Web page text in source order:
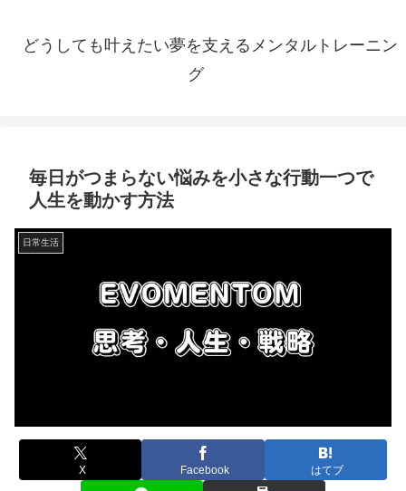
どうしても叶えたい夢を支えるメンタルトレーニン
グ
毎日がつまらない悩みを小さな行動一つで
人生を動かす方法
日常生活
X Facebook はてブ